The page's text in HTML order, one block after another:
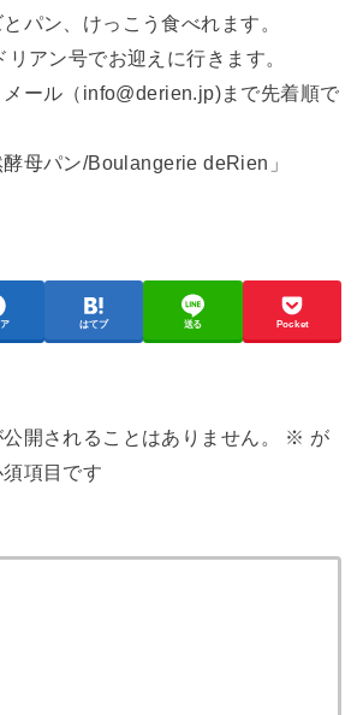
パン、けっこう食べれます。
リアン号でお迎えに行きます。
ール（info@derien.jp)まで先着順で
酵母パン/Boulangerie deRien」
はてブ 送る Pocket
開されることはありません。 ※ が
項目です